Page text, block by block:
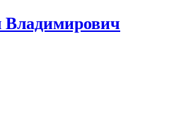
Владимирович